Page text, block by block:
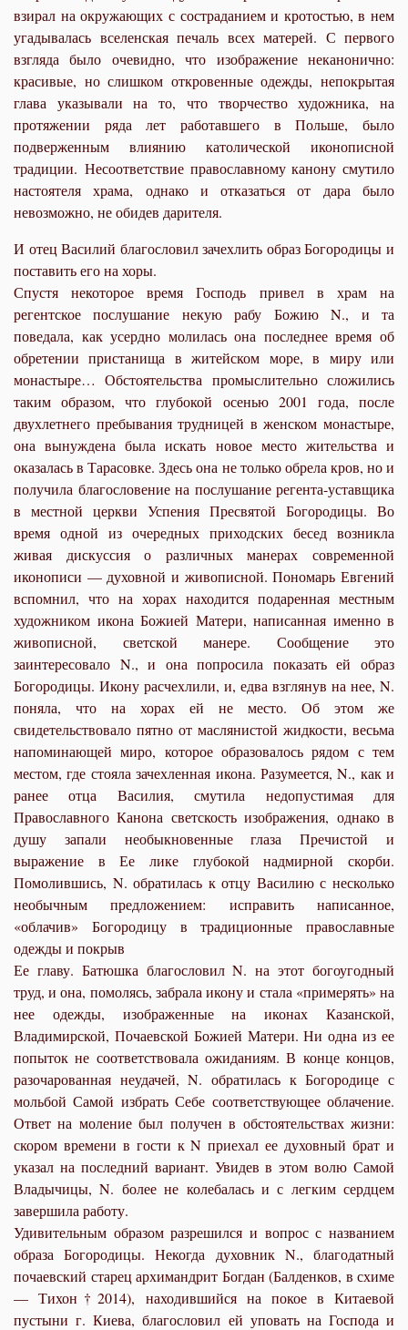
взирал на окружающих с состраданием и кротостью, в нем
угадывалась вселенская печаль всех матерей. С первого
взгляда было очевидно, что изображение неканонично:
красивые, но слишком откровенные одежды, непокрытая
глава указывали на то, что творчество художника, на
протяжении ряда лет работавшего в Польше, было
подверженным влиянию католической иконописной
традиции. Несоответствие православному канону смутило
настоятеля храма, однако и отказаться от дара было
невозможно, не обидев дарителя.
И отец Василий благословил зачехлить образ Богородицы и
поставить его на хоры.
Спустя некоторое время Господь привел в храм на
регентское послушание некую рабу Божию N., и та
поведала, как усердно молилась она последнее время об
обретении пристанища в житейском море, в миру или
монастыре… Обстоятельства промыслительно сложились
таким образом, что глубокой осенью 2001 года, после
двухлетнего пребывания трудницей в женском монастыре,
она вынуждена была искать новое место жительства и
оказалась в Тарасовке. Здесь она не только обрела кров, но и
получила благословение на послушание регента-уставщика
в местной церкви Успения Пресвятой Богородицы. Во
время одной из очередных приходских бесед возникла
живая дискуссия о различных манерах современной
иконописи — духовной и живописной. Пономарь Евгений
вспомнил, что на хорах находится подаренная местным
художником икона Божией Матери, написанная именно в
живописной, светской манере. Сообщение это
заинтересовало N., и она попросила показать ей образ
Богородицы. Икону расчехлили, и, едва взглянув на нее, N.
поняла, что на хорах ей не место. Об этом же
свидетельствовало пятно от маслянистой жидкости, весьма
напоминающей миро, которое образовалось рядом с тем
местом, где стояла зачехленная икона. Разумеется, N., как и
ранее отца Василия, смутила недопустимая для
Православного Канона светскость изображения, однако в
душу запали необыкновенные глаза Пречистой и
выражение в Ее лике глубокой надмирной скорби.
Помолившись, N. обратилась к отцу Василию с несколько
необычным предложением: исправить написанное,
«облачив» Богородицу в традиционные православные
одежды и покрыв
Ее главу. Батюшка благословил N. на этот богоугодный
труд, и она, помолясь, забрала икону и стала «примерять» на
нее одежды, изображенные на иконах Казанской,
Владимирской, Почаевской Божией Матери. Ни одна из ее
попыток не соответствовала ожиданиям. В конце концов,
разочарованная неудачей, N. обратилась к Богородице с
мольбой Самой избрать Себе соответствующее облачение.
Ответ на моление был получен в обстоятельствах жизни:
скором времени в гости к N приехал ее духовный брат и
указал на последний вариант. Увидев в этом волю Самой
Владычицы, N. более не колебалась и с легким сердцем
завершила работу.
Удивительным образом разрешился и вопрос с названием
образа Богородицы. Некогда духовник N., благодатный
почаевский старец архимандрит Богдан (Балденков, в схиме
— Тихон†2014), находившийся на покое в Китаевой
пустыни г. Киева, благословил ей уповать на Господа и